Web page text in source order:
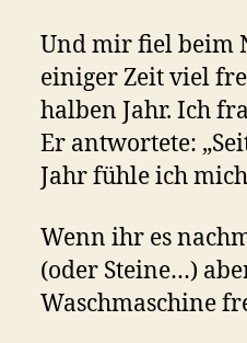
Und mir fiel beim
einiger Zeit viel
halben Jahr. Ich
Er antwortete:
Jahr fühle ich
Wenn ihr es
(oder Steine…)
Waschmaschine